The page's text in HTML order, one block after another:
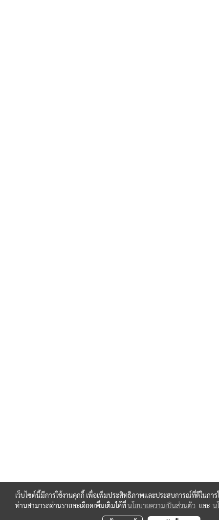
เว็บไซต์นี้มีการใช้งานคุกกี้ เพื่อเพิ่มประสิทธิภาพและประสบการณ์ที่ดีในการ
ท่านสามารถอ่านรายละเอียดเพิ่มเติมได้ที่นโยบายความเป็นส่วนตัว และ น